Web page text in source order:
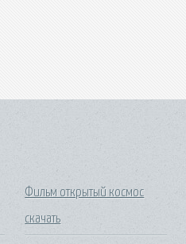
Фильм открытый космос
скачать